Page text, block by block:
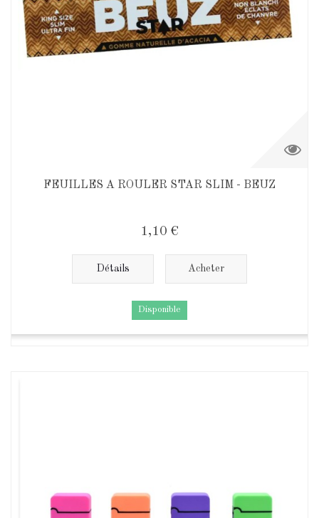
FEUILLES A ROULER STAR SLIM - BEUZ
1,10 €
Détails Acheter
Disponible